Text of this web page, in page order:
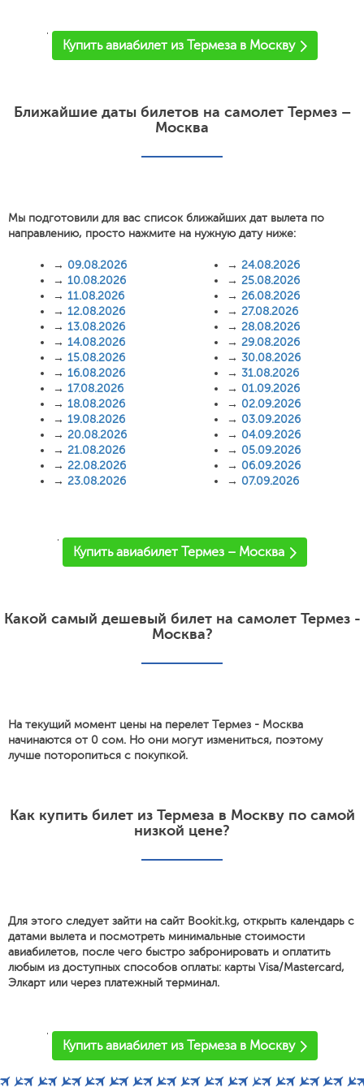
'
Купить авиабилет из Термеза в Москву
Ближайшие даты билетов на самолет Термез –
Москва
Мы подготовили для вас список ближайших дат вылета по
направлению, просто нажмите на нужную дату ниже:
→ 09.08.2026
→ 10.08.2026
→ 11.08.2026
→ 12.08.2026
→ 13.08.2026
→ 14.08.2026
→ 15.08.2026
→ 16.08.2026
→ 17.08.2026
→ 18.08.2026
→ 19.08.2026
→ 20.08.2026
→ 21.08.2026
→ 22.08.2026
→ 23.08.2026
→ 24.08.2026
→ 25.08.2026
→ 26.08.2026
→ 27.08.2026
→ 28.08.2026
→ 29.08.2026
→ 30.08.2026
→ 31.08.2026
→ 01.09.2026
→ 02.09.2026
→ 03.09.2026
→ 04.09.2026
→ 05.09.2026
→ 06.09.2026
→ 07.09.2026
'
Купить авиабилет Термез – Москва
Какой самый дешевый билет на самолет Термез -
Москва?
На текущий момент цены на перелет Термез - Москва
начинаются от 0 сом. Но они могут измениться, поэтому
лучше поторопиться с покупкой.
Как купить билет из Термеза в Москву по самой
низкой цене?
Для этого следует зайти на сайт Bookit.kg, открыть календарь с
датами вылета и посмотреть минимальные стоимости
авиабилетов, после чего быстро забронировать и оплатить
любым из доступных способов оплаты: карты Visa/Mastercard,
Элкарт или через платежный терминал.
'
Купить авиабилет из Термеза в Москву